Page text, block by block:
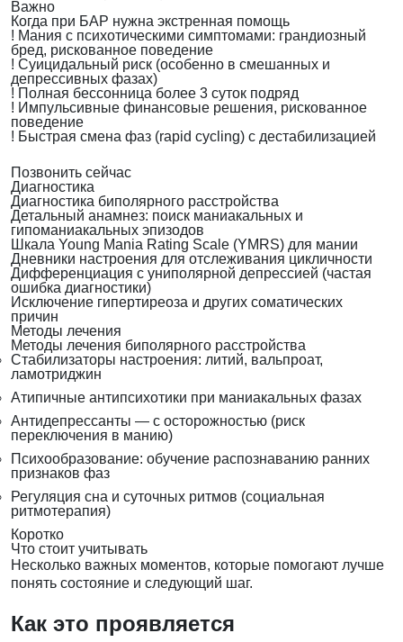
Важно
Когда при БАР нужна экстренная помощь
! Мания с психотическими симптомами: грандиозный
бред, рискованное поведение
! Суицидальный риск (особенно в смешанных и
депрессивных фазах)
! Полная бессонница более 3 суток подряд
! Импульсивные финансовые решения, рискованное
поведение
! Быстрая смена фаз (rapid cycling) с дестабилизацией
Позвонить сейчас
Диагностика
Диагностика биполярного расстройства
Детальный анамнез: поиск маниакальных и
гипоманиакальных эпизодов
Шкала Young Mania Rating Scale (YMRS) для мании
Дневники настроения для отслеживания цикличности
Дифференциация с униполярной депрессией (частая
ошибка диагностики)
Исключение гипертиреоза и других соматических
причин
Методы лечения
Методы лечения биполярного расстройства
Стабилизаторы настроения: литий, вальпроат,
ламотриджин
Атипичные антипсихотики при маниакальных фазах
Антидепрессанты — с осторожностью (риск
переключения в манию)
Психообразование: обучение распознаванию ранних
признаков фаз
Регуляция сна и суточных ритмов (социальная
ритмотерапия)
Коротко
Что стоит учитывать
Несколько важных моментов, которые помогают лучше
понять состояние и следующий шаг.
Как это проявляется